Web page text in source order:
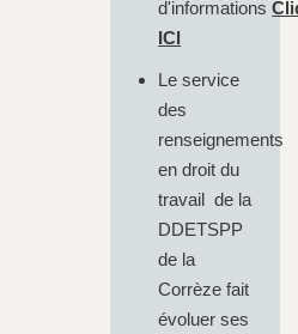
d'informations
ICI
Le service
des
renseignements
en droit du
travail de la
DDETSPP
de la
Corrèze fait
évoluer ses